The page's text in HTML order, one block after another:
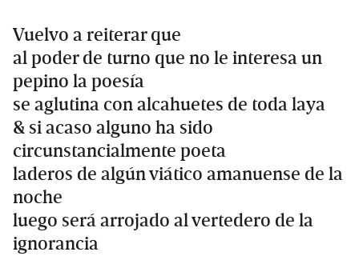
Vuelvo a reiterar que
al poder de turno que no le interesa un
pepino la poesía
se aglutina con alcahuetes de toda laya
& si acaso alguno ha sido
circunstancialmente poeta
laderos de algún viático amanuense de la
noche
luego será arrojado al vertedero de la
ignorancia